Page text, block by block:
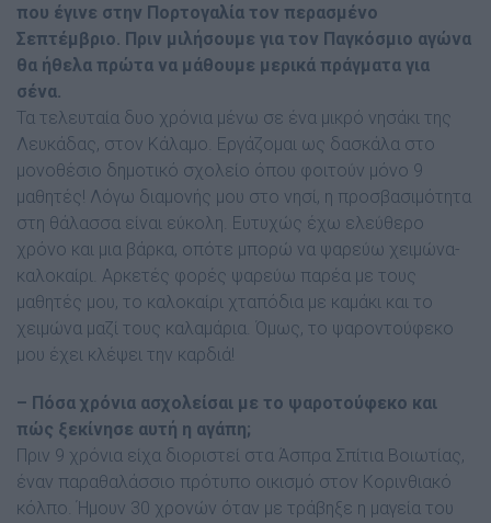
που έγινε στην Πορτογαλία τον περασµένο
Σεπτέµβριο. Πριν µιλήσουµε για τον Παγκόσµιο αγώνα
θα ήθελα πρώτα να µάθουµε µερικά πράγµατα για
σένα.
Τα τελευταία δυο χρόνια µένω σε ένα µικρό νησάκι της
Λευκάδας, στον Κάλαµο. Εργάζοµαι ως δασκάλα στο
µονοθέσιο δηµοτικό σχολείο όπου φοιτούν µόνο 9
µαθητές! Λόγω διαµονής µου στο νησί, η προσβασιµότητα
στη θάλασσα είναι εύκολη. Ευτυχώς έχω ελεύθερο
χρόνο και µια βάρκα, οπότε µπορώ να ψαρεύω χειµώνα-
καλοκαίρι. Αρκετές φορές ψαρεύω παρέα µε τους
µαθητές µου, το καλοκαίρι χταπόδια µε καµάκι και το
χειµώνα µαζί τους καλαµάρια. Όµως, το ψαροντούφεκο
µου έχει κλέψει την καρδιά!
– Πόσα χρόνια ασχολείσαι µε το ψαροτούφεκο και
πώς ξεκίνησε αυτή η αγάπη;
Πριν 9 χρόνια είχα διοριστεί στα Άσπρα Σπίτια Βοιωτίας,
έναν παραθαλάσσιο πρότυπο οικισµό στον Κορινθιακό
κόλπο. Ήµουν 30 χρονών όταν µε τράβηξε η µαγεία του